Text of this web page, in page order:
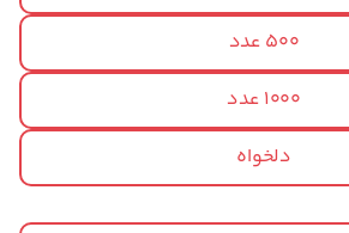
500 عدد
1000 عدد
دلخواه